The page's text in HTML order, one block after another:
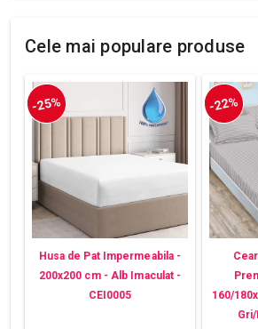
Cele mai populare produse
-25%
Husa de Pat Impermeabila -
200x200 cm - Alb Imaculat -
CEI0005
-22%
160/